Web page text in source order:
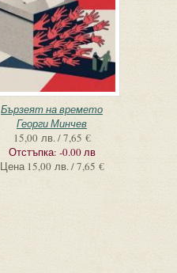
Бързеят на времето
Георги Минчев
15,00 лв. / 7,65 €
Отстъпка: -0.00 лв
Цена 15,00 лв. / 7,65 €